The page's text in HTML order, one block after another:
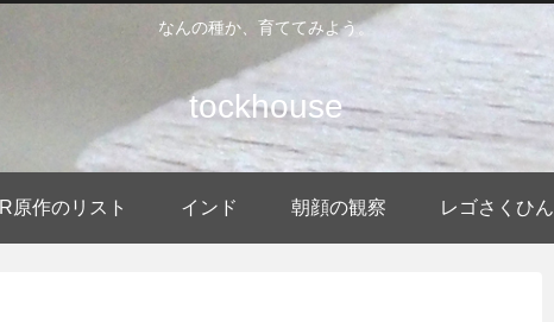
なんの種か、育ててみよう。
tockhouse
原作のリスト インド 朝顔の観察 レゴさくひん